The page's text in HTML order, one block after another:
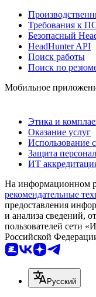
Требования к
Безопасный
HeadHunter API
Поиск работы
Поиск по
Мобильное
Этика и
Оказание услуг
Использование
Защита
ИТ
На информационном
рекомендательные
предоставления
и анализа сведений,
пользователей сети
Российской
Русский